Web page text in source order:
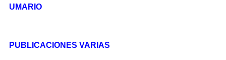
UMARIO
PUBLICACIONES VARIAS